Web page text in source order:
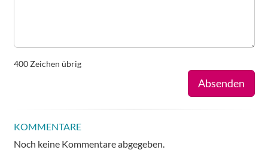
400 Zeichen übrig
Absenden
KOMMENTARE
Noch keine Kommentare abgegeben.